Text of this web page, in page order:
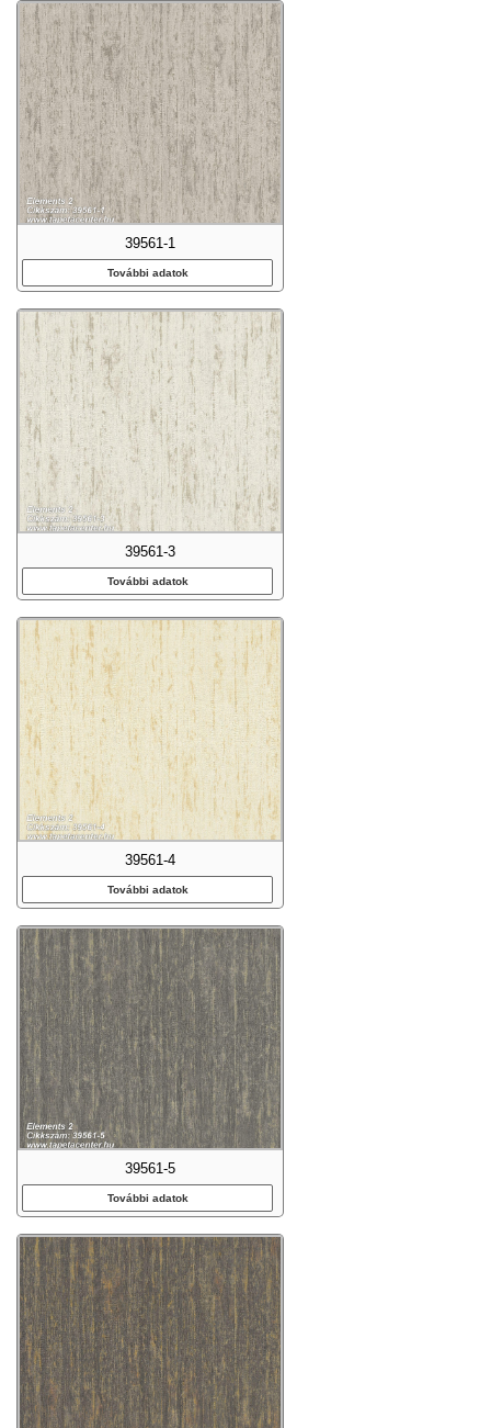
39561-1
További adatok
39561-3
További adatok
39561-4
További adatok
39561-5
További adatok